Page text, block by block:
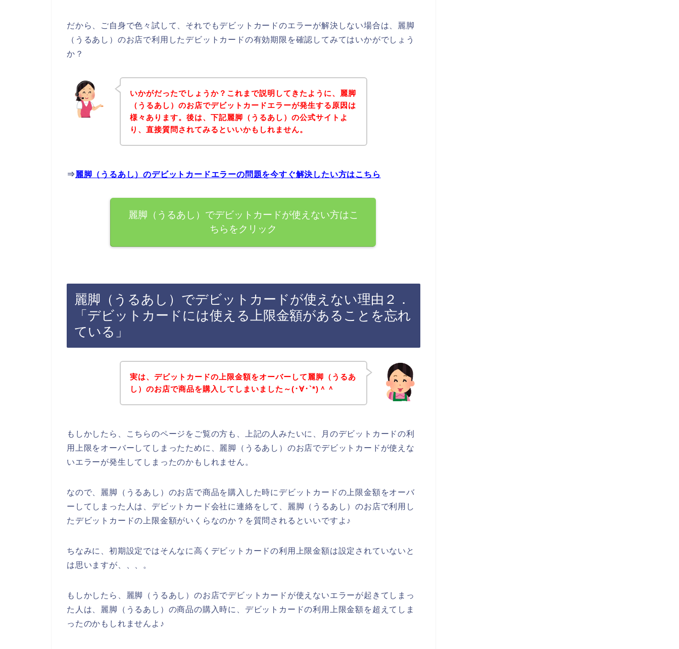
だから、ご自身で色々試して、それでもデビットカードのエラーが解決しない場合は、麗脚
（うるあし）のお店で利用したデビットカードの有効期限を確認してみてはいかがでしょう
か？
いかがだったでしょうか？これまで説明してきたように、麗脚
（うるあし）のお店でデビットカードエラーが発生する原因は
様々あります。後は、下記麗脚（うるあし）の公式サイトよ
り、直接質問されてみるといいかもしれません。
⇒ 麗脚（うるあし）のデビットカードエラーの問題を今すぐ解決したい方はこちら
麗脚（うるあし）でデビットカードが使えない方はこ
ちらをクリック
麗脚（うるあし）でデビットカードが使えない理由２．
「デビットカードには使える上限金額があることを忘れ
ている」
実は、デビットカードの上限金額をオーバーして麗脚（うるあ
し）のお店で商品を購入してしまいました～(･∀･`*)＾＾
もしかしたら、こちらのページをご覧の方も、上記の人みたいに、月のデビットカードの利
用上限をオーバーしてしまったために、麗脚（うるあし）のお店でデビットカードが使えな
いエラーが発生してしまったのかもしれません。
なので、麗脚（うるあし）のお店で商品を購入した時にデビットカードの上限金額をオーバ
ーしてしまった人は、デビットカード会社に連絡をして、麗脚（うるあし）のお店で利用し
たデビットカードの上限金額がいくらなのか？を質問されるといいですよ♪
ちなみに、初期設定ではそんなに高くデビットカードの利用上限金額は設定されていないと
は思いますが、、、。
もしかしたら、麗脚（うるあし）のお店でデビットカードが使えないエラーが起きてしまっ
た人は、麗脚（うるあし）の商品の購入時に、デビットカードの利用上限金額を超えてしま
ったのかもしれませんよ♪